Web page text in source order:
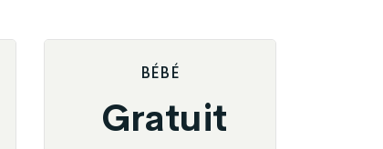
BÉBÉ
Gratuit